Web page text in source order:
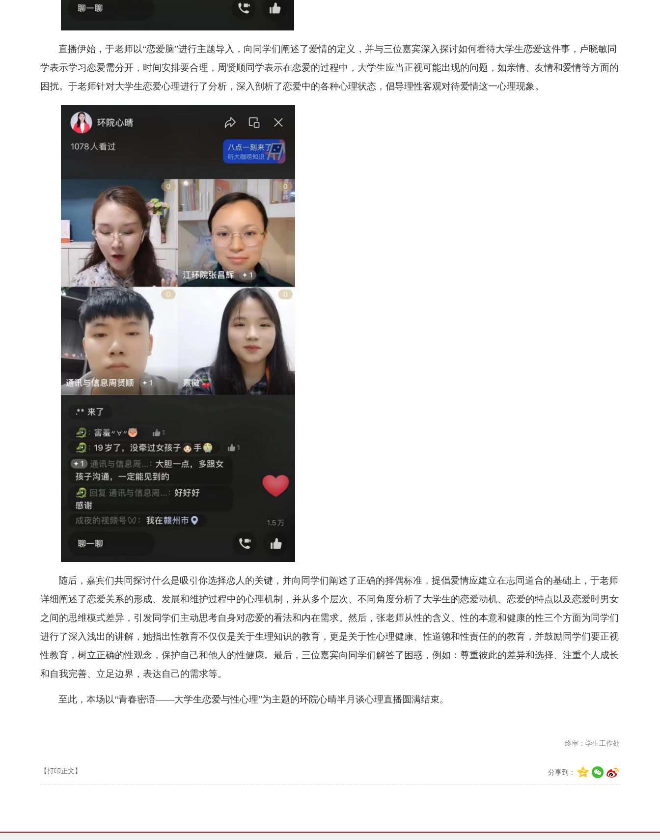
直播伊始，于老师以“恋爱脑”进行主题导入，向同学们阐述了爱情的定义，并与三位嘉宾深入探讨如何看待大学生恋爱这件事，卢晓敏同
学表示学习恋爱需分开，时间安排要合理，周贤顺同学表示在恋爱的过程中，大学生应当正视可能出现的问题，如亲情、友情和爱情等方面的
困扰。于老师针对大学生恋爱心理进行了分析，深入剖析了恋爱中的各种心理状态，倡导理性客观对待爱情这一心理现象。
随后，嘉宾们共同探讨什么是吸引你选择恋人的关键，并向同学们阐述了正确的择偶标准，提倡爱情应建立在志同道合的基础上，于老师
详细阐述了恋爱关系的形成、发展和维护过程中的心理机制，并从多个层次、不同角度分析了大学生的恋爱动机、恋爱的特点以及恋爱时男女
之间的思维模式差异，引发同学们主动思考自身对恋爱的看法和内在需求。然后，张老师从性的含义、性的本意和健康的性三个方面为同学们
进行了深入浅出的讲解，她指出性教育不仅仅是关于生理知识的教育，更是关于性心理健康、性道德和性责任的的教育，并鼓励同学们要正视
性教育，树立正确的性观念，保护自己和他人的性健康。最后，三位嘉宾向同学们解答了困惑，例如：尊重彼此的差异和选择、注重个人成长
和自我完善、立足边界，表达自己的需求等。
至此，本场以“青春密语——大学生恋爱与性心理”为主题的环院心晴半月谈心理直播圆满结束。
终审：学生工作处
分享到：
【打印正文】